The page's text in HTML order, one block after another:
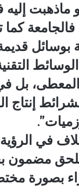
ماذهبت
كما
بوسائل
بل
إنتاج
في
مضمون
بصورة